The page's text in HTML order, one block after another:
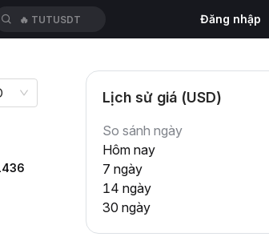
🔥 TUTUSDT Đăng nhập
Lịch sử giá (USD)
So sánh ngày
Hôm nay
7 ngày
14 ngày
30 ngày